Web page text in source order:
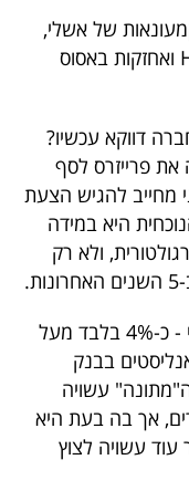
של אשלי,
שכולל בין היתר את House of Fraser ואחזקות באסוס
דווקא עכשיו?
פרייזרס לסף
הגרמני מחייב להגיש הצעת
היא במידה
ולא רק
הפרמיה שמציעה פרייזרס צנועה למדי - כ-4% בלבד מעל
בבנק
עשויה
אך בה בעת היא
עשויה לצוץ